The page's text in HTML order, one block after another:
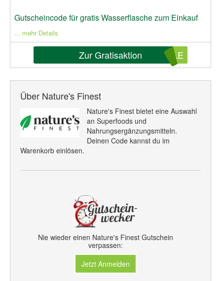
Gutscheincode für gratis Wasserflasche zum Einkauf
... mehr Details
Zur Gratisaktion TLE
Über Nature's Finest
Nature's Finest bietet eine Auswahl
an Superfoods und
Nahrungsergänzungsmitteln.
Deinen Code kannst du im
Warenkorb einlösen.
Nie wieder einen Nature's Finest Gutschein
verpassen:
Jetzt Anmelden